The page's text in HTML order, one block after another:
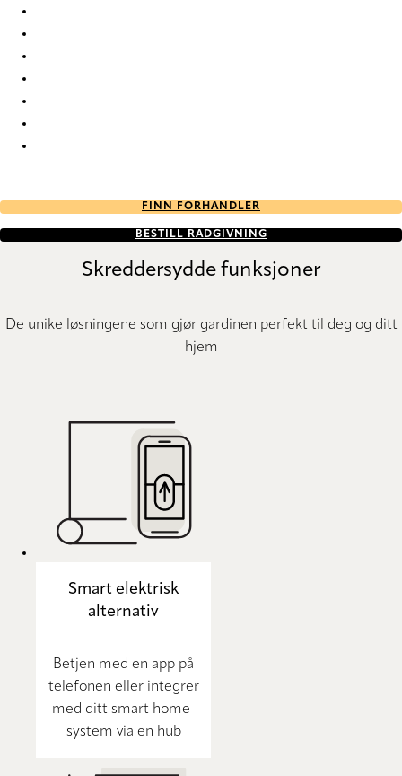
FINN FORHANDLER
BESTILL RÅDGIVNING
Skreddersydde funksjoner
De unike løsningene som gjør gardinen perfekt til deg og ditt
hjem
Smart elektrisk
alternativ
Betjen med en app på
telefonen eller integrer
med ditt smart home-
system via en hub